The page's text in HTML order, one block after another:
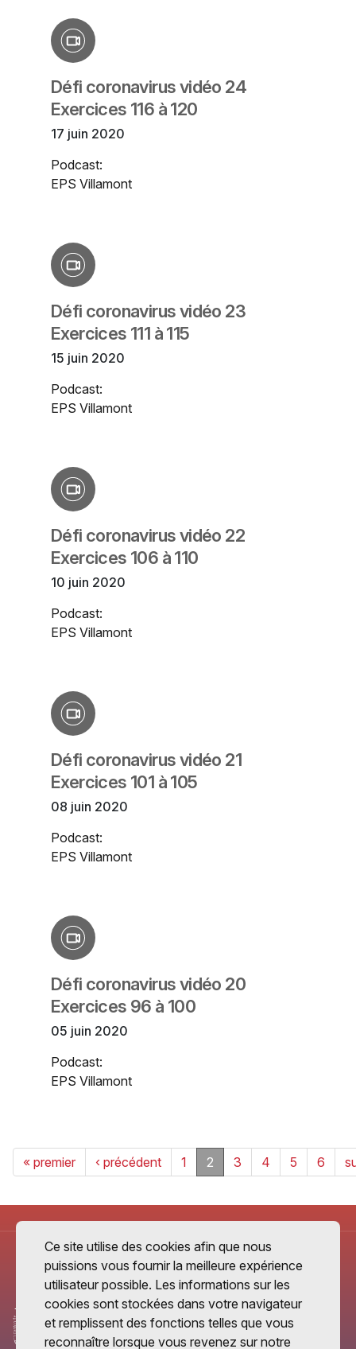
Défi coronavirus vidéo 24
Exercices 116 à 120
17 juin 2020
Podcast:
EPS Villamont
Défi coronavirus vidéo 23
Exercices 111 à 115
15 juin 2020
Podcast:
EPS Villamont
Défi coronavirus vidéo 22
Exercices 106 à 110
10 juin 2020
Podcast:
EPS Villamont
Défi coronavirus vidéo 21
Exercices 101 à 105
08 juin 2020
Podcast:
EPS Villamont
Défi coronavirus vidéo 20
Exercices 96 à 100
05 juin 2020
Podcast:
EPS Villamont
« premier ‹ précédent 1 2 3 4 5 6
Ce site utilise des cookies afin que nous
puissions vous fournir la meilleure expérience
utilisateur possible. Les informations sur les
cookies sont stockées dans votre navigateur
et remplissent des fonctions telles que vous
reconnaître lorsque vous revenez sur notre